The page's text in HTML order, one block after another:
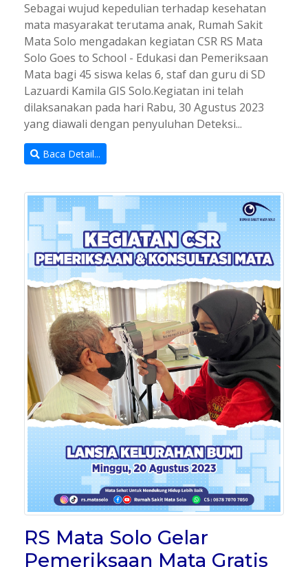
Sebagai wujud kepedulian terhadap kesehatan
mata masyarakat terutama anak, Rumah Sakit
Mata Solo mengadakan kegiatan CSR RS Mata
Solo Goes to School - Edukasi dan Pemeriksaan
Mata bagi 45 siswa kelas 6, staf dan guru di SD
Lazuardi Kamila GIS Solo.Kegiatan ini telah
dilaksanakan pada hari Rabu, 30 Agustus 2023
yang diawali dengan penyuluhan Deteksi...
Baca Detail...
RS Mata Solo Gelar
Pemeriksaan Mata Gratis